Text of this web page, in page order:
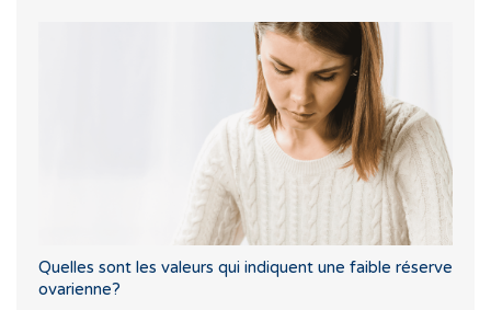
Quelles sont les valeurs qui indiquent une faible réserve
ovarienne?